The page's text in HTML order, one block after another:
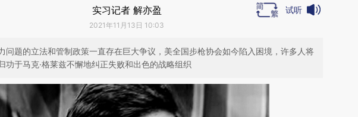
实习记者 解亦盈
2021年11月13日 10:03
试听
问题的立法和管制政策一直存在巨大争议，美全国步枪协会如今陷入困境，许多人将
功于马克·格莱兹不懈地纠正失败和出色的战略组织